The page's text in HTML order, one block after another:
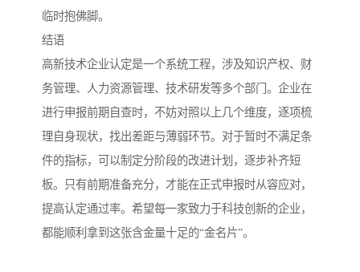
临时抱佛脚。
结语
高新技术企业认定是一个系统工程，涉及知识产权、财
务管理、人力资源管理、技术研发等多个部门。企业在
进行申报前期自查时，不妨对照以上几个维度，逐项梳
理自身现状，找出差距与薄弱环节。对于暂时不满足条
件的指标，可以制定分阶段的改进计划，逐步补齐短
板。只有前期准备充分，才能在正式申报时从容应对，
提高认定通过率。希望每一家致力于科技创新的企业，
都能顺利拿到这张含金量十足的“金名片”。